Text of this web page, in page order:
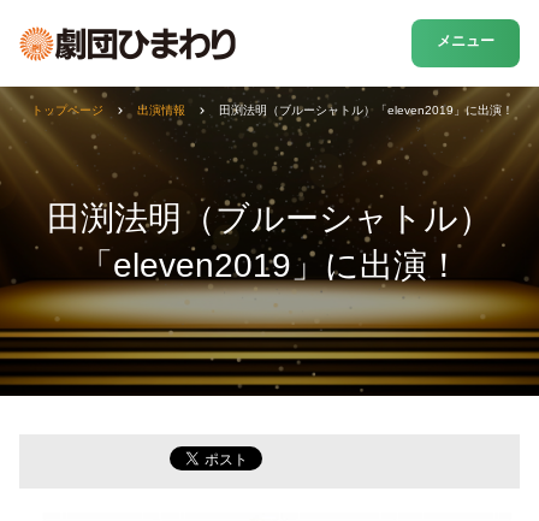
メニュー
田渕法明（ブルーシャトル）
「eleven2019」に出演！
トップページ 出演情報 田渕法明（ブルーシャトル）「eleven2019」に出演！